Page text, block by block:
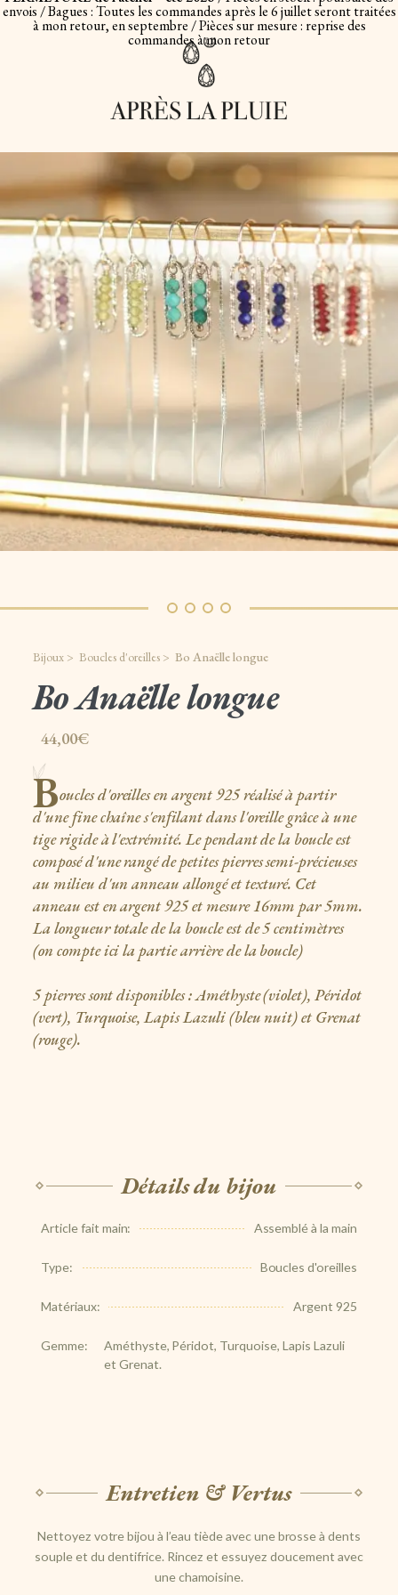
envois / Bagues : Toutes les commandes après le 6 juillet seront traitées
à mon retour, en septembre / Pièces sur mesure : reprise des
commandes à mon retour
Bijoux > Boucles d'oreilles > Bo Anaëlle longue
Bo Anaëlle longue
44,00€
Boucles d'oreilles en argent 925 réalisé à partir
d'une fine chaîne s'enfilant dans l'oreille grâce à une
tige rigide à l'extrémité. Le pendant de la boucle est
composé d'une rangé de petites pierres semi-précieuses
au milieu d'un anneau allongé et texturé. Cet
anneau est en argent 925 et mesure 16mm par 5mm.
La longueur totale de la boucle est de 5 centimètres
(on compte ici la partie arrière de la boucle)
5 pierres sont disponibles : Améthyste (violet), Péridot
(vert), Turquoise, Lapis Lazuli (bleu nuit) et Grenat
(rouge).
Détails du bijou
Article fait main: Assemblé à la main
Type: Boucles d'oreilles
Matériaux: Argent 925
Gemme:
Améthyste, Péridot, Turquoise, Lapis Lazuli
et Grenat.
Entretien & Vertus
Nettoyez votre bijou à l’eau tiède avec une brosse à dents
souple et du dentifrice. Rincez et essuyez doucement avec
une chamoisine.